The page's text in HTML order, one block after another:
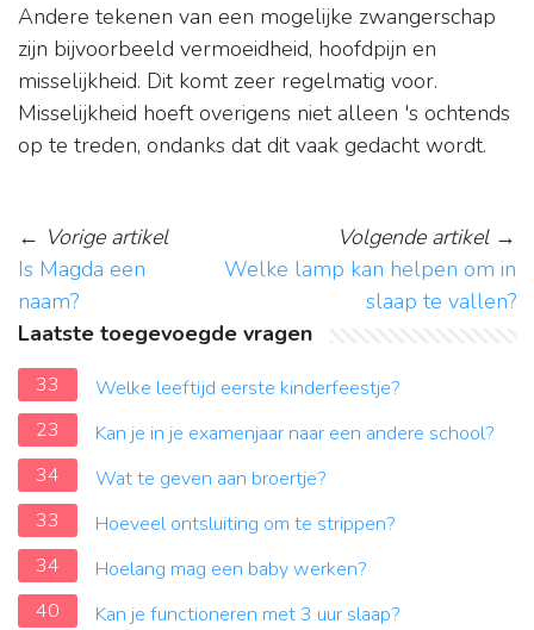
Andere tekenen van een mogelijke zwangerschap
zijn bijvoorbeeld vermoeidheid, hoofdpijn en
misselijkheid. Dit komt zeer regelmatig voor.
Misselijkheid hoeft overigens niet alleen 's ochtends
op te treden, ondanks dat dit vaak gedacht wordt.
← Vorige artikel
Is Magda een
naam?
Volgende artikel→
Welke lamp kan helpen om in
slaap te vallen?
Laatste toegevoegde vragen
33
Welke leeftijd eerste kinderfeestje?
23
Kan je in je examenjaar naar een andere school?
34
Wat te geven aan broertje?
33
Hoeveel ontsluiting om te strippen?
34
Hoelang mag een baby werken?
40
Kan je functioneren met 3 uur slaap?